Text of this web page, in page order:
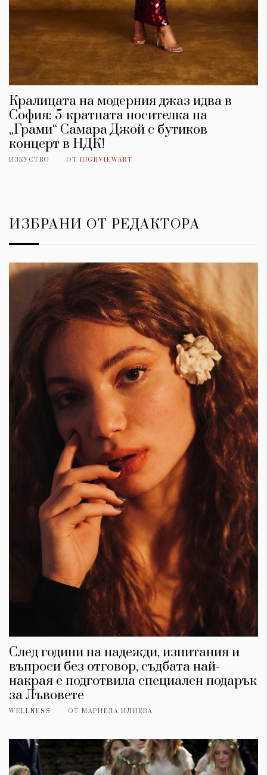
Кралицата на модерния джаз идва в
София: 5-кратната носителка на
„Грами“ Самара Джой с бутиков
концерт в НДК!
ИЗКУСТВО ОТ HIGHVIEWART
ИЗБРАНИ ОТ РЕДАКТОРА
След години на надежди, изпитания и
въпроси без отговор, съдбата най-
накрая е подготвила специален подарък
за Лъвовете
WELLNESS ОТ МАРИЕЛА ИЛИЕВА
КАТЕГОРИИ
Изкуство
Красота
Цветно
ЗА НАС
Условия за
ползване
За нас
Реклама
Политика за
поверителност
ModerenDom
СЛЕДВАЙТЕ НИ
Instagram Twitter
Pinterest
Spotify Soundcloud
Ако нашият сайт ви харесва, можете да се абонирате за
седмичния ни нюзлетър тук:
© 2026, HighViewArt | Всички права запазени